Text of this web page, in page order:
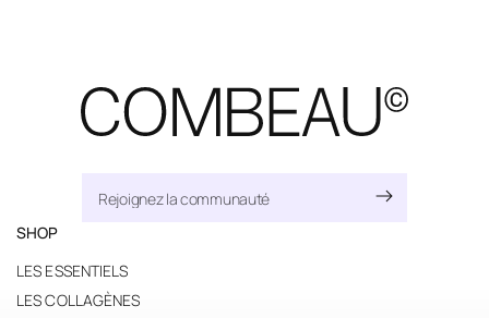
SHOP
LES ESSENTIELS
LES COLLAGÈNES